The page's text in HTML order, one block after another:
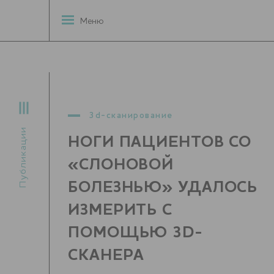
Публикации
Меню
3d-сканирование
НОГИ ПАЦИЕНТОВ СО
«СЛОНОВОЙ
БОЛЕЗНЬЮ» УДАЛОСЬ
ИЗМЕРИТЬ С
ПОМОЩЬЮ 3D-
СКАНЕРА